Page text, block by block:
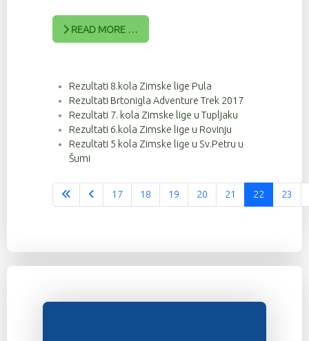
READ MORE …
Rezultati 8.kola Zimske lige Pula
Rezultati Brtonigla Adventure Trek 2017
Rezultati 7. kola Zimske lige u Tupljaku
Rezultati 6.kola Zimske lige u Rovinju
Rezultati 5 kola Zimske lige u Sv.Petru u
Šumi
Stranica 22 od 37
17 18 19 20 21 22 23